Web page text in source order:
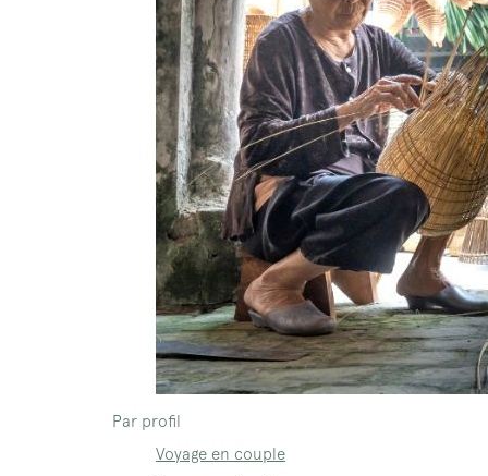
Par profil
Voyage en couple